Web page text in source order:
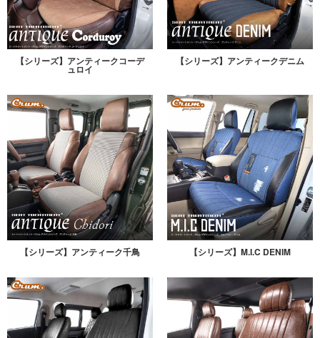
【シリーズ】アンティークコーデ
ュロイ
【シリーズ】アンティークデニム
【シリーズ】アンティーク千鳥 【シリーズ】M.I.C DENIM